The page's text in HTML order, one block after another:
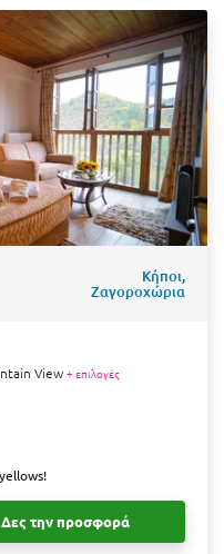
Κήποι,
Ζαγοροχώρια
View+ επιλογές
Δες την προσφορά